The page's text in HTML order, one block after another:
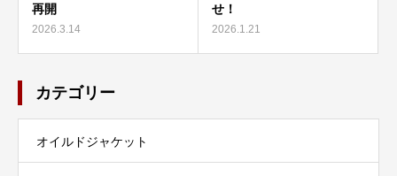
再開
2026.3.14
せ！
2026.1.21
カテゴリー
オイルドジャケット